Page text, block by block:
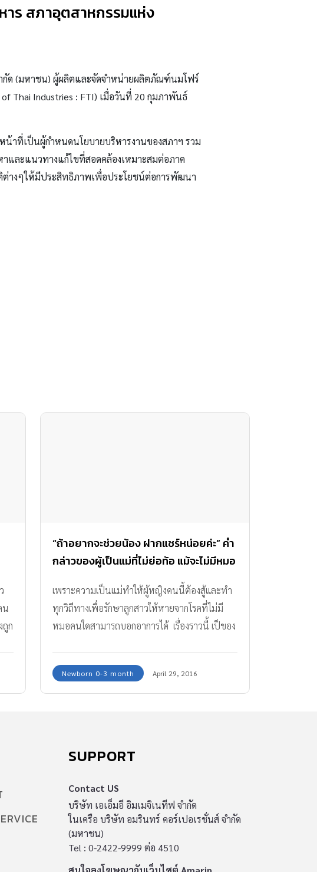
ร สภาอุตสาหกรรมแห่ง
กัด (มหาชน) ผู้ผลิตและจัดจำหน่ายผลิตภัณฑ์นมโฟร์
Thai Industries : FTI) เมื่อวันที่ 20 กุมภาพันธ์
น้าที่เป็นผู้กำหนดนโยบายบริหารงานของสภาฯ รวม
และแนวทางแก้ไขที่สอดคล้องเหมาะสมต่อภาค
ต่างๆให้มีประสิทธิภาพเพื่อประโยชน์ต่อการพัฒนา
น
ถูก
“ถ้าอยากจะช่วยน้อง ฝากแชร์หน่อยค่ะ” คำ
กล่าวของผู้เป็นแม่ที่ไม่ย่อท้อ แม้จะไม่มีหมอ
คนใดสามารถบอกอาการน้องที่แท้จริงได้
เพราะความเป็นแม่ทำให้ผู้หญิงคนนี้ต้องสู้และทำ
ทุกวิถีทางเพื่อรักษาลูกสาวให้หายจากโรคที่ไม่มี
หมอคนใดสามารถบอกอาการได้ เรื่องราวนี้ เป็ของ
เน็ตช่วยแชร์เรื่องของน้อง เพราะเพียงแค่อยากหา
หมอที่รักษาอาการของน้องได้ โดยเธอได้กล่าวว่า . .
วงษ์ ( พู่กันต์ ) น้องเกิดวัน ศุกร์ ที่ 30 เดือน ตุลาคม
แล้วค่ะ. แต่น้องไม่สมบูรณ์. เค้าเป้นแบบนี้ตั้งแต่
แรกเกิดเลยค่ะ จนทุกวันนี้ไปหาหมอมา 3 รพ. แล้ว
หมอ รพ.ที่1 บอกไม่รุว่าน้องเป้นอะไร หมอ รพ.ที่2
บอกว่าเค้ากล้ามเนื้ออ่อนแรง หมอ รพ. ที่3 บอกว่า
Newborn 0-3 month April 29, 2016
SUPPORT
Contact US
บริษัท เอเอ็มอี อิมเมจิเนทีฟ จำกัด
ในเครือ บริษัท อมรินทร์ คอร์เปอเรชั่นส์ จำกัด
(มหาชน)
Tel : 0-2422-9999 ต่อ 4510